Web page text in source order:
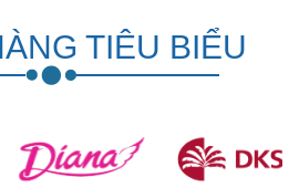
TIÊU BIỂU